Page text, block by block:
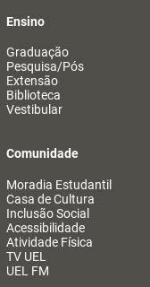
Ensino
Graduação
Pesquisa/Pós
Extensão
Biblioteca
Vestibular
Comunidade
Moradia Estudantil
Casa de Cultura
Inclusão Social
Acessibilidade
Atividade Física
TV UEL
UEL FM